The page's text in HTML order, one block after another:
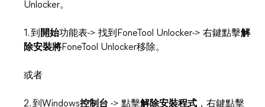
Unlocker。
1. 到 開始功能表-> 找到FoneTool Unlocker-> 右鍵點擊解
除安裝將FoneTool Unlocker移除。
或者
2. 到Windows控制台 -> 點擊解除安裝程式 ，右鍵點擊